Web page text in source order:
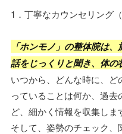
1．丁寧なカウンセリング
「ホンモノ」の整体院は
話をじっくりと聞き、体の
いつから、どんな時に、
っていることは何か、過
ど、細かく情報を収集しま
そして、姿勢のチェック